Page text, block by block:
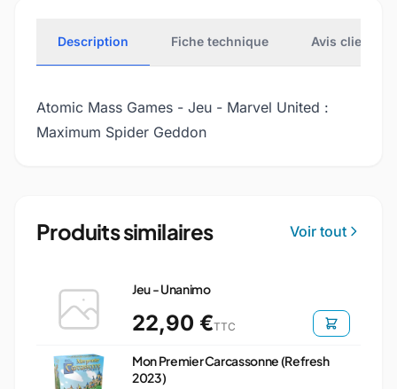
Description Fiche technique Avis clients
Atomic Mass Games - Jeu - Marvel United :
Maximum Spider Geddon
Produits similaires Voir tout
Jeu - Unanimo
22,90 €TTC
Mon Premier Carcassonne (Refresh
2023)